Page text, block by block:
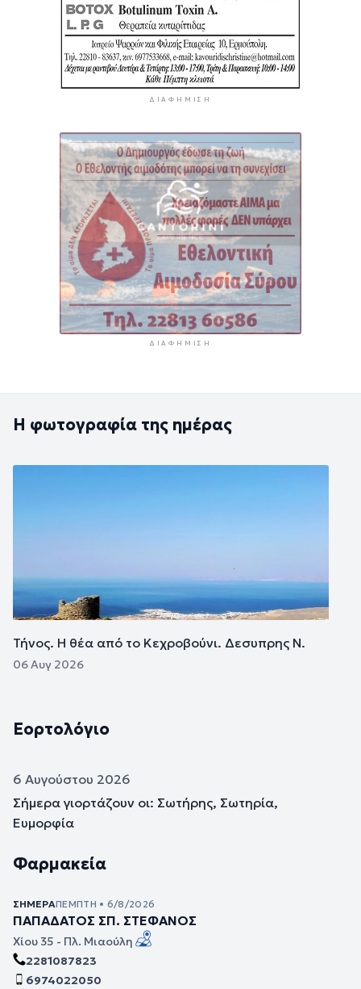
ΔΙΑΦΉΜΙΣΗ
ΔΙΑΦΉΜΙΣΗ
Η φωτογραφία της ημέρας
Τήνος. Η θέα από το Κεχροβούνι. Δεσυπρης Ν.
06 Αυγ 2026
Εορτολόγιο
6 Αυγούστου 2026
Σήμερα γιορτάζουν οι: Σωτήρης, Σωτηρία,
Ευμορφία
Φαρμακεία
ΣΉΜΕΡΑΠΈΜΠΤΗ • 6/8/2026
ΠΑΠΑΔΑΤΟΣ ΣΠ. ΣΤΕΦΑΝΟΣ
Χίου 35 - Πλ. Μιαούλη
2281087823
6974022050